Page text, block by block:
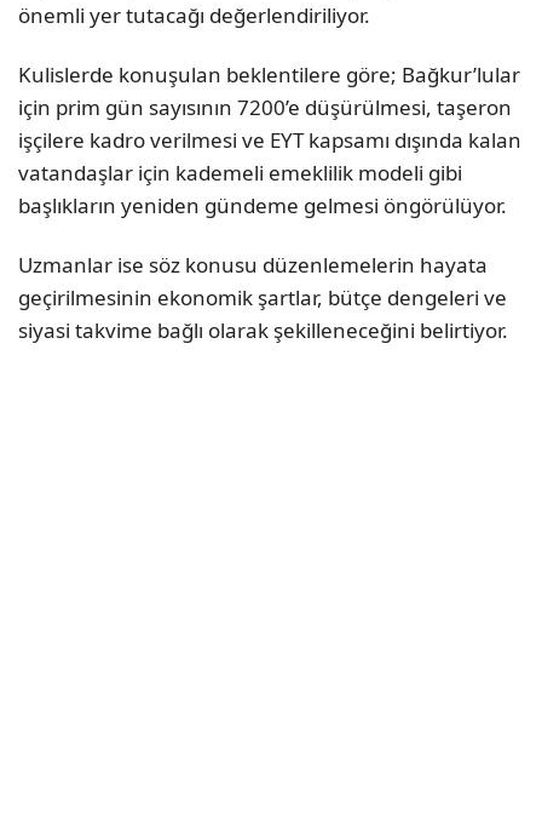
önemli yer tutacağı değerlendiriliyor.
Kulislerde konuşulan beklentilere göre; Bağkur’lular
için prim gün sayısının 7200’e düşürülmesi, taşeron
işçilere kadro verilmesi ve EYT kapsamı dışında kalan
vatandaşlar için kademeli emeklilik modeli gibi
başlıkların yeniden gündeme gelmesi öngörülüyor.
Uzmanlar ise söz konusu düzenlemelerin hayata
geçirilmesinin ekonomik şartlar, bütçe dengeleri ve
siyasi takvime bağlı olarak şekilleneceğini belirtiyor.